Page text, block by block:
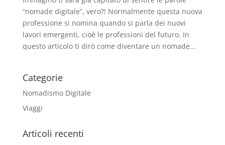
“nomade digitale”, vero?! Normalmente questa nuova
professione si nomina quando si parla dei nuovi
lavori emergenti, cioè le professioni del futuro. In
questo articolo ti dirò come diventare un nomade...
Categorie
Nomadismo Digitale
Viaggi
Articoli recenti